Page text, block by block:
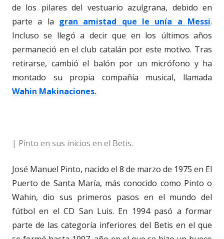
de los pilares del vestuario azulgrana, debido en
parte a la gran amistad que le unía a Messi.
Incluso se llegó a decir que en los últimos años
permaneció en el club catalán por este motivo. Tras
retirarse, cambió el balón por un micrófono y ha
montado su propia compañía musical, llamada
Wahin Makinaciones.
| Pinto en sus inicios en el Betis.
José Manuel Pinto, nacido el 8 de marzo de 1975 en El
Puerto de Santa María, más conocido como Pinto o
Wahin, dio sus primeros pasos en el mundo del
fútbol en el CD San Luis. En 1994 pasó a formar
parte de las categoría inferiores del Betis en el que